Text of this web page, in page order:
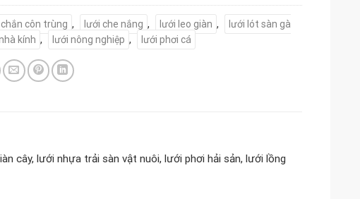
chắn côn trùng , lưới che nắng , lưới leo giàn ,
lưới lót sàn gà
kính , lưới nông nghiệp , lưới phơi cá
cây, lưới nhựa trải sàn vật nuôi, lưới phơi hải sản, lưới lồng